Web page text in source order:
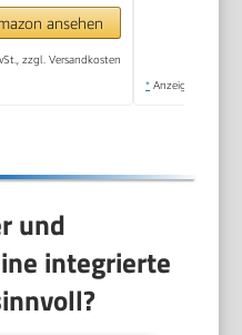
ansehen
zzgl. Versandkosten
* Anzeige
und
integrierte